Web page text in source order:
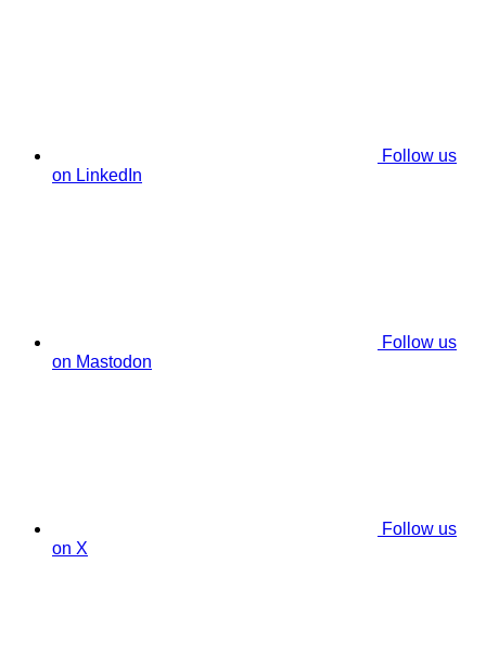
Follow us
on LinkedIn
Follow us
on Mastodon
Follow us
on X